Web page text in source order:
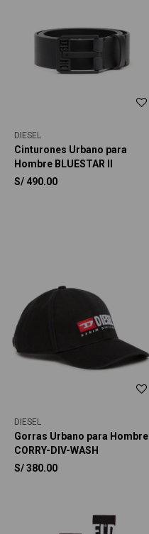
DIESEL
Cinturones Urbano para
Hombre BLUESTAR II
S/ 490.00
DIESEL
Gorras Urbano para Hombre
CORRY-DIV-WASH
S/380.00